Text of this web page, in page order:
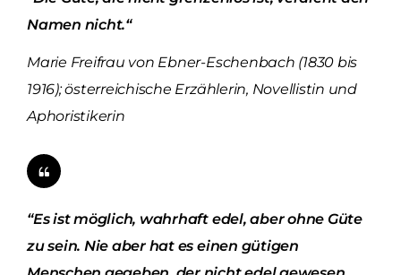
Namen nicht.“
Marie Freifrau von Ebner-Eschenbach (1830 bis
1916); österreichische Erzählerin, Novellistin und
Aphoristikerin
“Es ist möglich, wahrhaft edel, aber ohne Güte
zu sein. Nie aber hat es einen gütigen